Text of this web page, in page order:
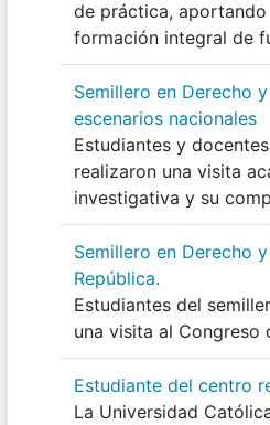
de práctica,
formación integral de
Semillero en Derecho
escenarios nacionales
Estudiantes y
realizaron una visita
investigativa y su
Semillero en Derecho
República.
Estudiantes del
una visita al Congreso
Estudiante del centro
La Universidad